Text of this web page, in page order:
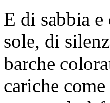
E di sabbia
sole, di
barche
cariche